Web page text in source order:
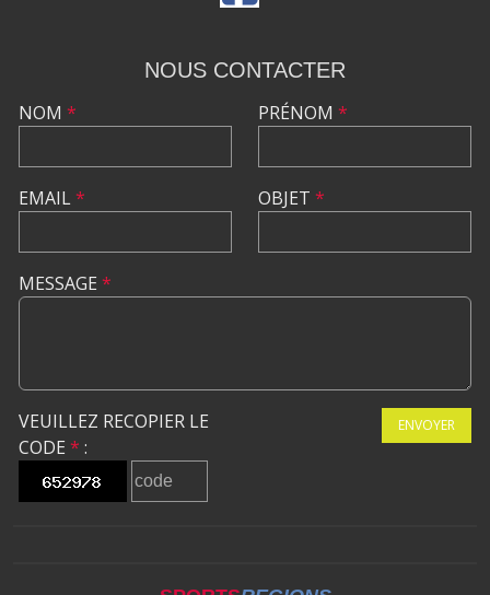
NOUS CONTACTER
NOM *
EMAIL*
PRÉNOM *
OBJET *
MESSAGE *
VEUILLEZ RECOPIER LE
CODE * :
ENVOYER